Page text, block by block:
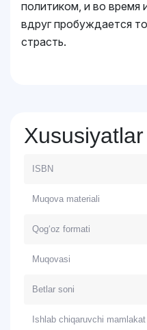
политиком, и во время
вдруг пробуждается
страсть.
Xususiyatlar
ISBN
Muqova materiali
Qog‘oz formati
Muqovasi
Betlar soni
Ishlab chiqaruvchi mamlakat